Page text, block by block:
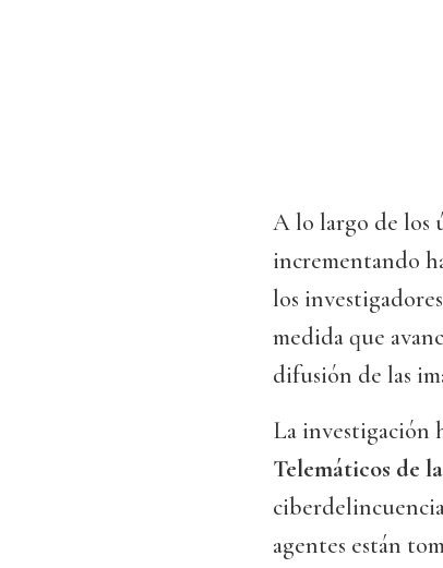
A lo largo de los
incrementando
los
medida que
difusión de las
La investigación
Telemáticos de
agentes están